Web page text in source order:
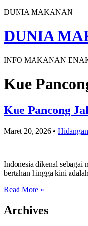
DUNIA MAKANAN
DUNIA
INFO MAKANAN
Kue
Kue Pancong
Maret 20, 2026 •
Indonesia dikenal sebagai
bertahan hingga kini
Read More »
Archives